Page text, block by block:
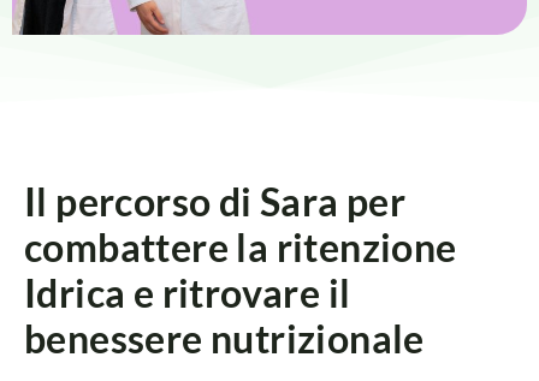
Il percorso di Sara per
combattere la ritenzione
Idrica e ritrovare il
benessere nutrizionale